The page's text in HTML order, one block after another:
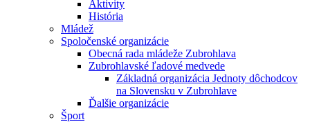
Aktivity
História
Mládež
Spoločenské organizácie
Obecná rada mládeže Zubrohlava
Zubrohlavské ľadové medvede
Základná organizácia Jednoty dôchodcov
na Slovensku v Zubrohlave
Ďalšie organizácie
Šport